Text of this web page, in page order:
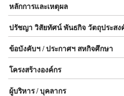
หลักการและเหตุผล
ปรัชญา วิสัยทัศน์ พันธกิจ วัตถุประสง
ข้อบังคับฯ / ประกาศฯ สหกิจศึกษา
โครงสร้างองค์กร
ผู้บริหาร / บุคลากร